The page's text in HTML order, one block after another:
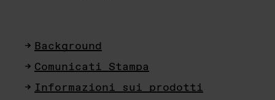
Background
Comunicati Stampa
Informazioni sui prodotti